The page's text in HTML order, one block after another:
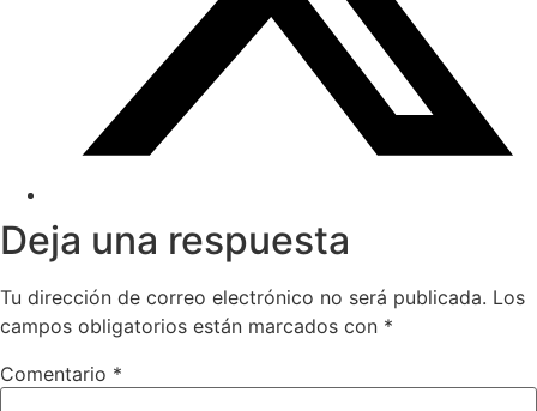
Deja una respuesta
Tu dirección de correo electrónico no será publicada. Los
campos obligatorios están marcados con *
Comentario *